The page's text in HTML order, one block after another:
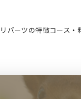
リバーツの特徴コース・